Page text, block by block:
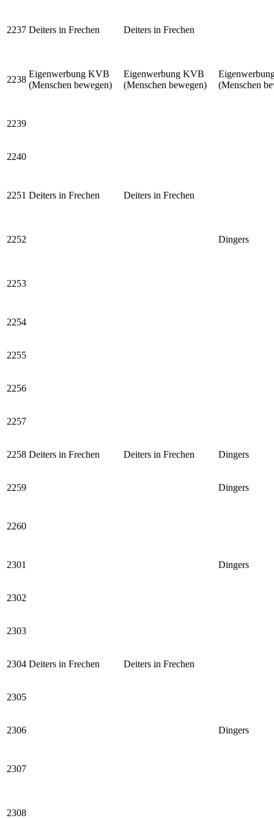
2237 Deiters in Frechen Deiters in Frechen
2238
Eigenwerbung KVB
(Menschen bewegen)
Eigenwerbung KVB
(Menschen bewegen)
(Menschen
2239
2240
2251 Deiters in Frechen Deiters in Frechen
2252 Dingers
2253
2254
2255
2256
2257
2258 Deiters in Frechen Deiters in Frechen Dingers
2259 Dingers
2260
2301 Dingers
2302
2303
2304 Deiters in Frechen Deiters in Frechen
2305
2306 Dingers
2307
2308